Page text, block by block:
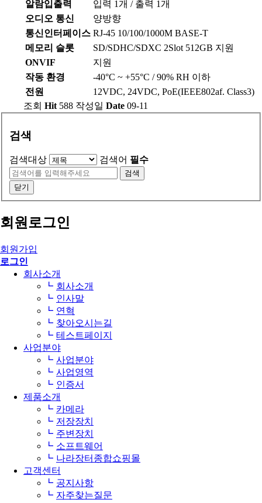
알람입출력
입력 1개 / 출력 1개
오디오 통신
양방향
통신인터페이스 RJ-45 10/100/1000M BASE-T
메모리 슬롯
SD/SDHC/SDXC 2Slot 512GB 지원
ONVIF
지원
작동 환경
-40°C ~ +55°C / 90% RH 이하
전원
12VDC, 24VDC, PoE(IEEE802af. Class3)
조회 Hit 588 작성일 Date 09-11
검색
검색대상 검색어 필수
검색
닫기
회원로그인
회원가입
로그인
회사소개
회사소개
인사말
연혁
찾아오시는길
테스트페이지
사업분야
사업분야
사업영역
인증서
제품소개
카메라
저장장치
주변장치
소프트웨어
나라장터종합쇼핑몰
고객센터
공지사항
자주찾는질문